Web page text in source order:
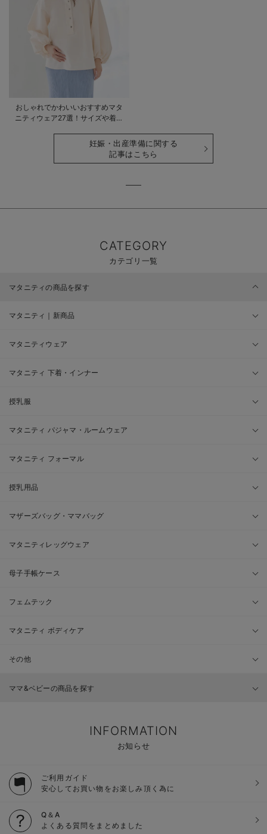
おしゃれでかわいいおすすめマタ
ニティウェア27選！サイズや着る
妊娠・出産準備に関する
記事はこちら
CATEGORY
カテゴリ一覧
マタニティの商品を探す
マタニティ｜新商品
マタニティウェア
マタニティ 下着・インナー
授乳服
マタニティ パジャマ・ルームウェア
マタニティ フォーマル
授乳用品
マザーズバッグ・ママバッグ
マタニティレッグウェア
母子手帳ケース
フェムテック
マタニティ ボディケア
その他
ママ&ベビーの商品を探す
INFORMATION
お知らせ
ご利用ガイド
安心してお買い物をお楽しみ頂く為に
Q＆A
よくある質問をまとめました